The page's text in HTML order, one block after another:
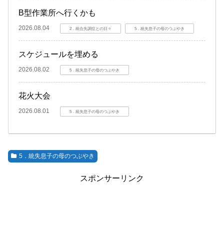
B型作業所へ行くかも
2026.08.04 2．統合失調症との日々 5．統失息子の母のつぶやき
スケジュールを埋める
2026.08.02 5．統失息子の母のつぶやき
花火大会
2026.08.01 5．統失息子の母のつぶやき
5．統失息子の母のつぶやき
スポンサーリンク